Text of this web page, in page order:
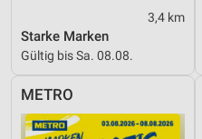
3,4 km
Starke Marken
Gültig bis Sa. 08.08.
METRO